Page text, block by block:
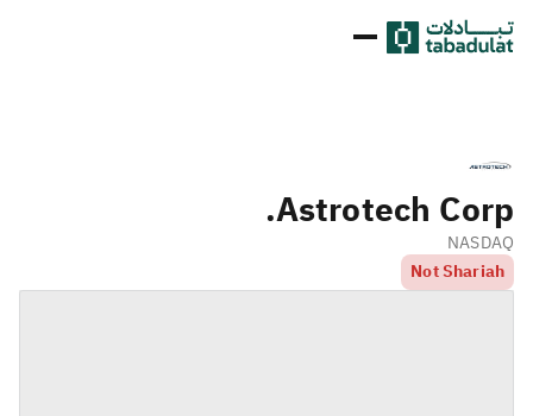
Astrotech Corp.
NASDAQ
Not Shariah